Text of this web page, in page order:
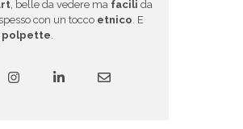
, belle da vedere ma facili da
con un tocco etnico. E
polpette.